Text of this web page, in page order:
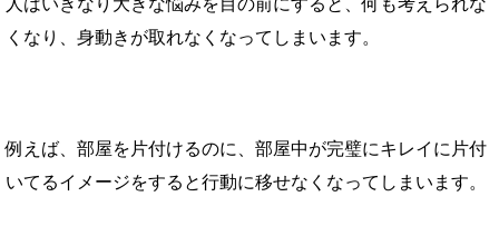
人はいきなり大きな悩みを目の前にすると、何も考えられな
くなり、身動きが取れなくなってしまいます。
例えば、部屋を片付けるのに、部屋中が完璧にキレイに片付
いてるイメージをすると行動に移せなくなってしまいます。